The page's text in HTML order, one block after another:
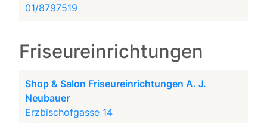
01/8797519
Friseureinrichtungen
Shop & Salon Friseureinrichtungen A. J.
Neubauer
Erzbischofgasse 14